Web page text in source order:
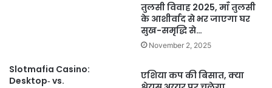
तुलसी विवाह 2025, माँ तुलसी
के आशीर्वाद से भर जाएगा घर
सुख-समृद्धि से…
November 2, 2025
Slotmafia Casino:
Desktop‑ vs.
एशिया कप की बिसात, क्या